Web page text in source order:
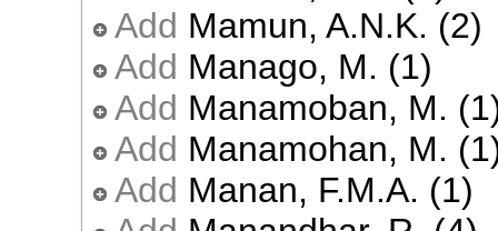
Add Mamun, A.N.K. (2)
Add Manago, M. (1)
Add Manamoban, M.
Add Manamohan, M.
Add Manan, F.M.A. (1)